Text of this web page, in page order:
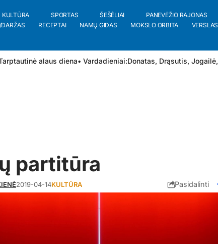
KULTŪRA SPORTAS ŠEŠĖLIAI PANEVĖŽIO RAJONAS
RECEPTAI NAMŲ GIDAS MOKSLO ORBITA VERSLAS
alaus diena• Vardadieniai:Donatas, Drąsutis, Jogailė,
partitūra
2019-04-14KULTŪRA Pasidalinti